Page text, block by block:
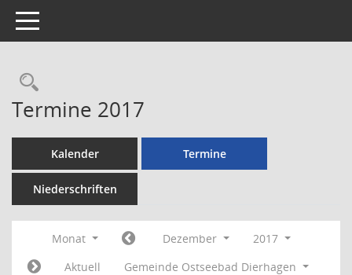
Toggle navigation
Rechercheauswahl
Termine 2017
Kalender Termine
Niederschriften
Monat Dezember
2017
Aktuell
Gemeinde Ostseebad Dierhagen